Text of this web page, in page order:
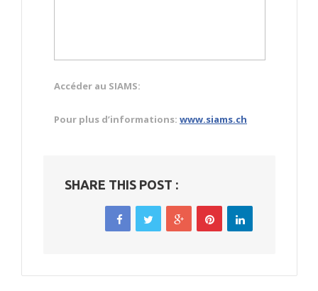
Accéder au SIAMS:
Pour plus d’informations: www.siams.ch
SHARE THIS POST :